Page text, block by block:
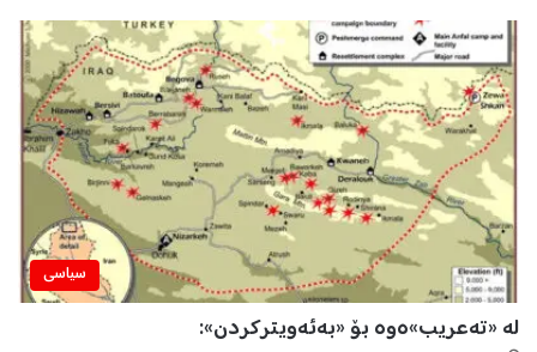
سیاسی
لە «تەعریب»ەوە بۆ «بەئەویترکردن»: